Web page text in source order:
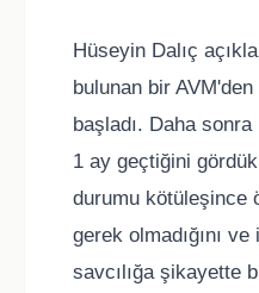
Hüseyin Dalıç
bulunan bir
başladı. Daha
1 ay geçtiğini
durumu kötüleşince
gerek olmadığını
savcılığa şikayette